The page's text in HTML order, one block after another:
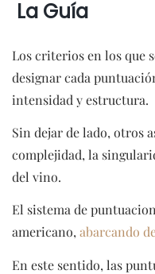
La Guía
Los criterios en los que
designar cada
intensidad y estructura.
Sin dejar de lado, otros
complejidad, la
del vino.
El sistema de
americano,abarcando
En este sentido, las